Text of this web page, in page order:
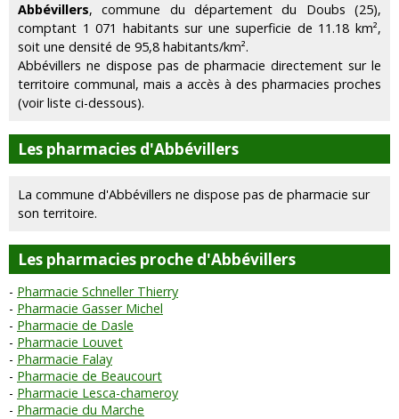
Abbévillers, commune du département du Doubs (25),
comptant 1 071 habitants sur une superficie de 11.18 km²,
soit une densité de 95,8 habitants/km².
Abbévillers ne dispose pas de pharmacie directement sur le
territoire communal, mais a accès à des pharmacies proches
(voir liste ci-dessous).
Les pharmacies d'Abbévillers
La commune d'Abbévillers ne dispose pas de pharmacie sur
son territoire.
Les pharmacies proche d'Abbévillers
Pharmacie Schneller Thierry
Pharmacie Gasser Michel
Pharmacie de Dasle
Pharmacie Louvet
Pharmacie Falay
Pharmacie de Beaucourt
Pharmacie Lesca-chameroy
Pharmacie du Marche